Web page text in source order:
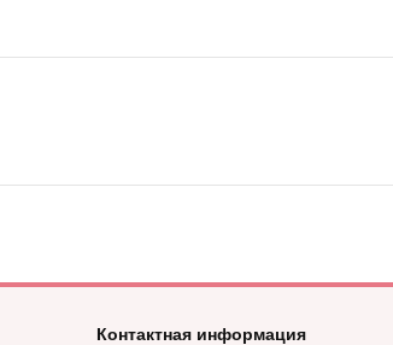
Контактная информация